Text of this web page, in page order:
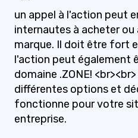
un appel à l'action peut
internautes à acheter ou
marque. Il doit être fort
l'action peut également
domaine .ZONE!
différentes options et
fonctionne pour votre
entreprise.